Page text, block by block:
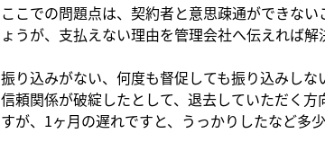
ここでの問題点は、契約者と意思疎通ができな
ょうが、支払えない理由を管理会社へ伝えれば解
振り込みがない、何度も督促しても振り込みし
信頼関係が破綻したとして、退去していただく
すが、1ヶ月の遅れですと、うっかりしたなど多